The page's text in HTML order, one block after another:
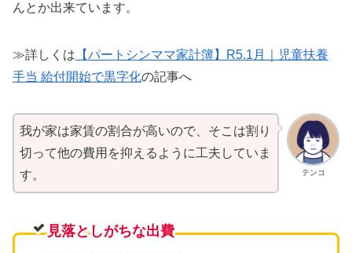
んとか出来ています。
≫詳しくは 【パートシンママ家計簿】R5.1月｜児童扶養
手当 給付開始で黒字化の記事へ
テンコ
我が家は家賃の割合が高いので、そこは割り
切って他の費用を抑えるように工夫していま
す。
見落としがちな出費